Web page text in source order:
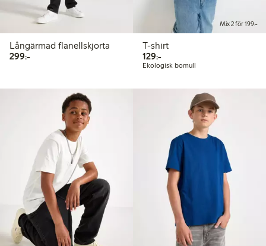
Långärmad flanellskjorta
299:-299,00 kr
Mix 2 för 199:-
T-shirt
129:-129,00 kr
Ekologisk bomull